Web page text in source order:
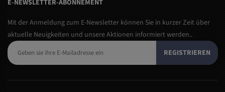
E-NEWSLETTER-ABONNEMENT
Mit der Anmeldung zum E-Newsletter können Sie in kurzer Zeit über
aktuelle Neuigkeiten und unsere Aktionen informiert werden..
REGISTRIEREN